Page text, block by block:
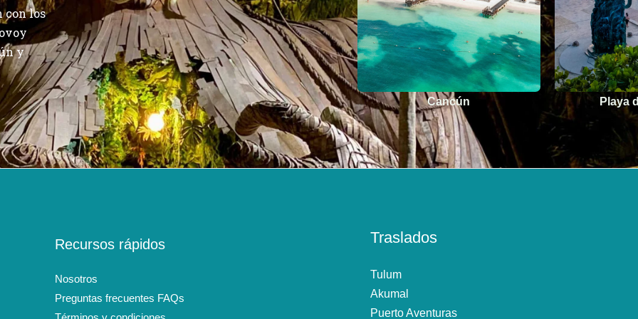
con los
y
Cancún Playa del Carmen
Recursos rápidos
Nosotros
Preguntas frecuentes FAQs
Traslados
Tulum
Akumal
Puerto Aventuras